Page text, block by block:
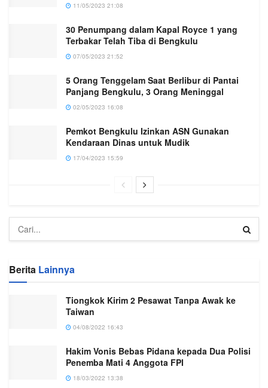
11/05/2023 21:08
30 Penumpang dalam Kapal Royce 1 yang
Terbakar Telah Tiba di Bengkulu
07/05/2023 21:52
5 Orang Tenggelam Saat Berlibur di Pantai
Panjang Bengkulu, 3 Orang Meninggal
02/05/2023 16:08
Pemkot Bengkulu Izinkan ASN Gunakan
Kendaraan Dinas untuk Mudik
17/04/2023 15:59
Berita Lainnya
Tiongkok Kirim 2 Pesawat Tanpa Awak ke
Taiwan
04/08/2022 16:43
Hakim Vonis Bebas Pidana kepada Dua Polisi
Penemba Mati 4 Anggota FPI
18/03/2022 13:38